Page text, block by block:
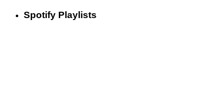
Spotify Playlists